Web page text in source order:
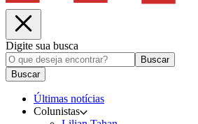
Digite sua busca
Buscar
Buscar
Últimas notícias
Colunistas